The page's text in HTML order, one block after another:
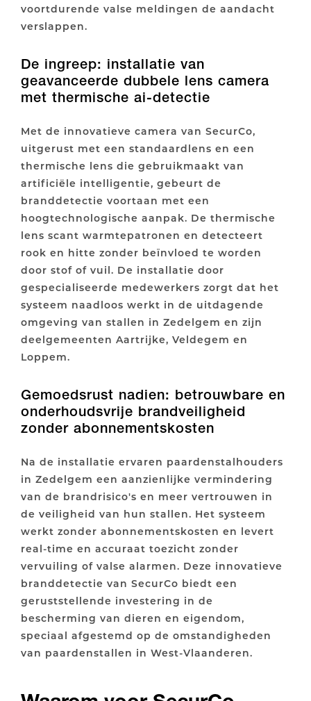
voortdurende valse meldingen de aandacht
verslappen.
De ingreep: installatie van
geavanceerde dubbele lens camera
met thermische ai-detectie
Met de innovatieve camera van SecurCo,
uitgerust met een standaardlens en een
thermische lens die gebruikmaakt van
artificiële intelligentie, gebeurt de
branddetectie voortaan met een
hoogtechnologische aanpak. De thermische
lens scant warmtepatronen en detecteert
rook en hitte zonder beïnvloed te worden
door stof of vuil. De installatie door
gespecialiseerde medewerkers zorgt dat het
systeem naadloos werkt in de uitdagende
omgeving van stallen in Zedelgem en zijn
deelgemeenten Aartrijke, Veldegem en
Loppem.
Gemoedsrust nadien: betrouwbare en
onderhoudsvrije brandveiligheid
zonder abonnementskosten
Na de installatie ervaren paardenstalhouders
in Zedelgem een aanzienlijke vermindering
van de brandrisico's en meer vertrouwen in
de veiligheid van hun stallen. Het systeem
werkt zonder abonnementskosten en levert
real-time en accuraat toezicht zonder
vervuiling of valse alarmen. Deze innovatieve
branddetectie van SecurCo biedt een
geruststellende investering in de
bescherming van dieren en eigendom,
speciaal afgestemd op de omstandigheden
van paardenstallen in West-Vlaanderen.